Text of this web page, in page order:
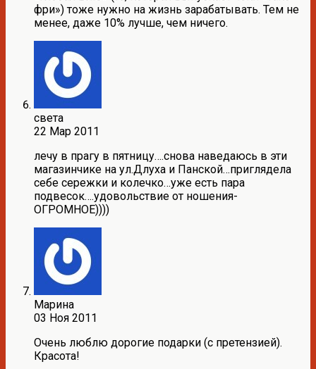
фри») тоже нужно на жизнь зарабатывать. Тем не
менее, даже 10% лучше, чем ничего.
света
22 Мар 2011
лечу в прагу в пятницу….снова наведаюсь в эти
магазинчике на ул.Длуха и Панской…приглядела
себе сережки и колечко…уже есть пара
подвесок….удовольствие от ношения-
ОГРОМНОЕ))))
Марина
03 Ноя 2011
Очень люблю дорогие подарки (с претензией).
Красота!